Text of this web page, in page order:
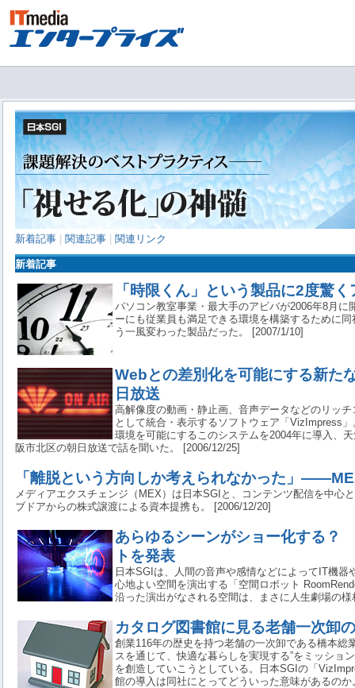
新着記事 関連記事 関連リンク
新着記事
「時限くん」という製品に2度驚く
パソコン教室事業・最大手のアビバが2006年8月に
ーにも従業員も満足できる環境を構築するために
う一風変わった製品だった。 [2007/1/10]
Webとの差別化を可能にする新
日放送
高解像度の動画・静止画、音声データなどのリッ
として統合・表示するソフトウェア「VizImpress
環境を可能にするこのシステムを2004年に導入、
阪市北区の朝日放送で話を聞いた。 [2006/12/25]
「離脱という方向しか考えられなかった」
メディアエクスチェンジ（MEX）は日本SGIと、コンテンツ配信を中心
ブドアからの株式譲渡による資本提携も。 [2006/12/20]
あらゆるシーンがショー化する？
トを発表
日本SGIは、人間の音声や感情などによってIT機器
心地よい空間を演出する「空間ロボット
沿った演出がなされる空間は、まさに人生劇場の
カタログ図書館に見る老舗一次卸
創業116年の歴史を持つ老舗の一次卸である橋本総
スを通じて、快適な暮らしを実現する”をミッショ
を創造していこうとしている。日本SGIの「
館の導入は同社にとってどういった意味があるの